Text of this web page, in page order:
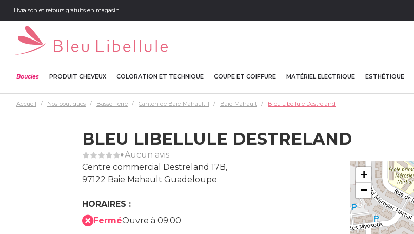
Livraison et retours gratuits en magasin
Boucles PRODUIT CHEVEUX COLORATION ET TECHNIQUE COUPE ET COIFFURE MATÉRIEL ELECTRIQUE ESTHÉTIQUE
Accueil Nos boutiques Basse-Terre Canton de Baie-Mahault-1 Baie-Mahault Bleu Libellule Destreland
BLEU LIBELLULE DESTRELAND
Aucun avis
Centre commercial Destreland 17B,
97122 Baie Mahault Guadeloupe
HORAIRES :
FerméOuvre à 09:00
+
−